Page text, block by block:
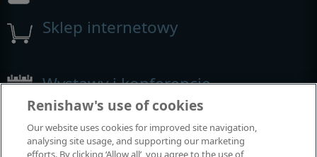
Sklep internetowy
Wystawy i konferencje
Renishaw's use of cookies
Our website uses cookies for improved site navigation,
analysing site usage, and supporting our marketing
efforts. By clicking ‘Allow all’, you agree to the use of